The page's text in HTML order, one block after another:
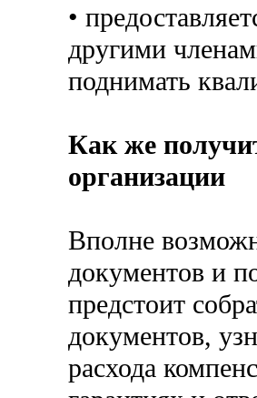
•
другими
поднимать
Как же
организации
Вполне
документов и
предстоит
документов,
расхода